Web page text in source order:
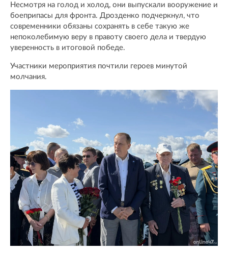
Несмотря на голод и холод, они выпускали вооружение и
боеприпасы для фронта. Дрозденко подчеркнул, что
современники обязаны сохранять в себе такую же
непоколебимую веру в правоту своего дела и твердую
уверенность в итоговой победе.
Участники мероприятия почтили героев минутой
молчания.